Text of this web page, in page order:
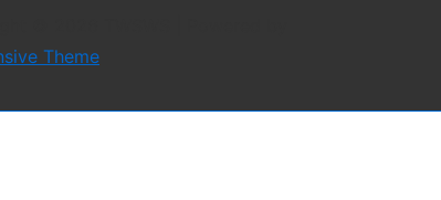
i radijskih
u kojima su televizijske
od nekoliko tisuća do nekoliko
neravnomjerna i da postoje
Theme